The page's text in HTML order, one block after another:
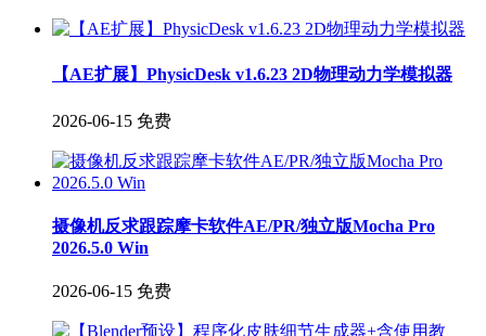
【AE扩展】PhysicDesk v1.6.23 2D物理动力学模拟器
2026-06-15 免费
摄像机反求跟踪摩卡软件AE/PR/独立版Mocha Pro
2026.5.0 Win
2026-06-15 免费